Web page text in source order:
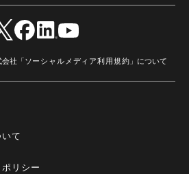
会社「ソーシャルメディア利用規約 」について
て
リシー